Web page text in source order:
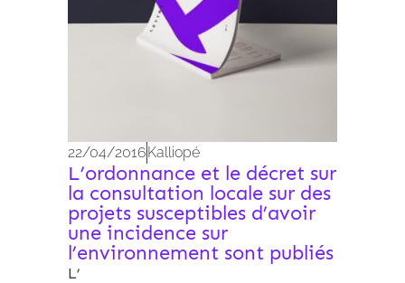
22/04/2016Kalliopé
L’ordonnance et le décret sur
la consultation locale sur des
projets susceptibles d’avoir
une incidence sur
l’environnement sont publiés
L’